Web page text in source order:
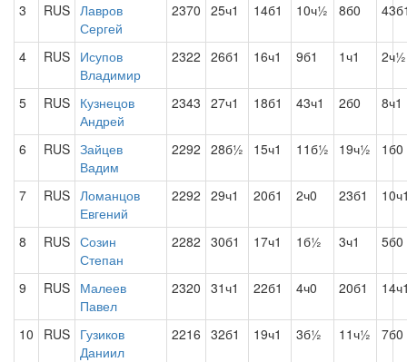
3 RUS Лавров
Сергей
2370 25ч1 14б1 10ч½ 8б0
4 RUS Исупов
Владимир
2322 26б1 16ч1 9б1 1ч1 2ч½
5 RUS Кузнецов
Андрей
2343 27ч1 18б1 43ч1 2б0 8ч1
6 RUS Зайцев
Вадим
2292 28б½ 15ч1 11б½ 19ч½ 1б0
7 RUS Ломанцов
Евгений
2292 29ч1 20б1 2ч0 23б1
8 RUS Созин
Степан
2282 30б1 17ч1 1б½ 3ч1 5б0
9 RUS Малеев
Павел
2320 31ч1 22б1 4ч0 20б1
10 RUS Гузиков
Даниил
2216 32б1 19ч1 3б½ 11ч½ 7б0